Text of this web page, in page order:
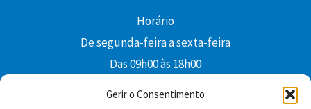
Gerir o Consentimento
Horário
De segunda-feira a sexta-feira
Das 09h00 às 18h00